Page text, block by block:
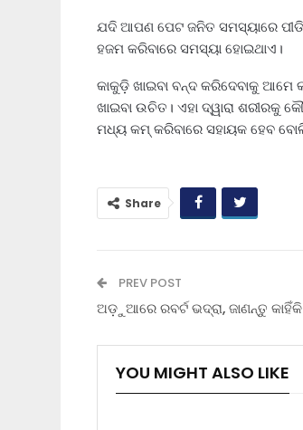
ଯଦି ଆପଣ ପେଟ ଜନିତ ସମସ୍ୟାରେ
ହଜମ କରିବାରେ ସମସ୍ୟା ହୋଇଥାଏ।
କାକୁଡ଼ି ଖାଇବା ବନ୍ଦ କରିଦେବାକୁ ଆମେ
ଖାଇବା ଉଚିତ। ଏହା ଦ୍ୱାରା ଶରୀରକୁ
ମଧ୍ୟ କମ୍‌ କରିବାରେ ସହାୟକ ହେବ
Share
PREV POST
ଅଡ଼ୁଆରେ ରବର୍ଟ ଭଦ୍ରା, ଜାଣନ୍ତୁ କାହିଁକି
YOU MIGHT ALSO LIKE